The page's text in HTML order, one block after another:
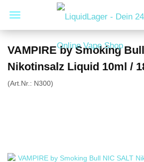
VAMPIRE by Smoking
Nikotinsalz Liquid 10ml /
(Art.Nr.: N300)